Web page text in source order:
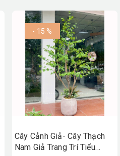
- 15 %
Cây Cảnh Giả- Cây Thạch
Nam Giả Trang Trí Tiểu